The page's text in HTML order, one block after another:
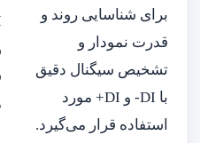
برای شناسایی روند و
قدرت نمودار و
تشخیص سیگنال دقیق
با DI- و DI+ مورد
استفاده قرار می‌گیرد.